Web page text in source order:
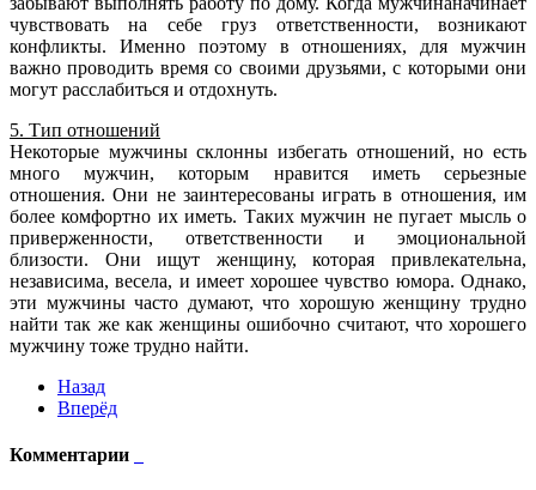
чувствовать на себе груз ответственности, возникают
конфликты. Именно поэтому в отношениях, для мужчин
важно проводить время со своими друзьями, с которыми они
могут расслабиться и отдохнуть.
5. Тип отношений
Некоторые мужчины склонны избегать отношений, но есть
много мужчин, которым нравится иметь серьезные
отношения. Они не заинтересованы играть в отношения, им
более комфортно их иметь. Таких мужчин не пугает мысль о
приверженности, ответственности и эмоциональной
близости. Они ищут женщину, которая привлекательна,
независима, весела, и имеет хорошее чувство юмора. Однако,
эти мужчины часто думают, что хорошую женщину трудно
найти так же как женщины ошибочно считают, что хорошего
мужчину тоже трудно найти.
Назад
Вперёд
Комментарии